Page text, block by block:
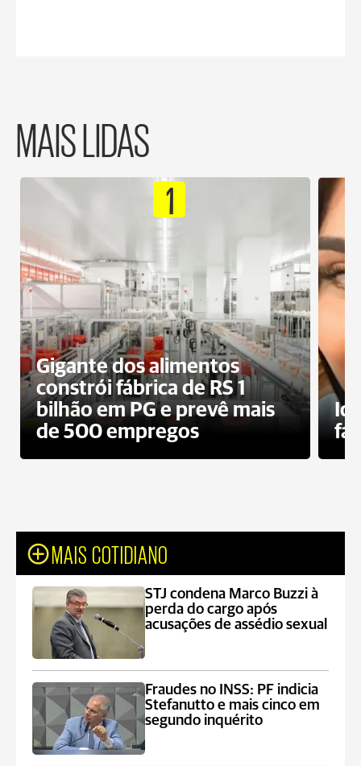
MAIS LIDAS
1
Gigante dos alimentos
constrói fábrica de RS 1
bilhão em PG e prevê mais
de 500 empregos
MAIS COTIDIANO
STJ condena Marco Buzzi à
perda do cargo após
acusações de assédio sexual
Fraudes no INSS: PF indicia
Stefanutto e mais cinco em
segundo inquérito